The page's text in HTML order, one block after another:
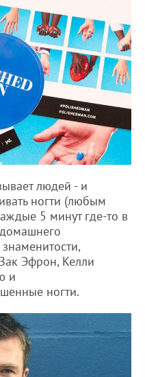
людей - и
ногти (любым
5 минут где-то в
Эфрон, Келли
и
ногти.